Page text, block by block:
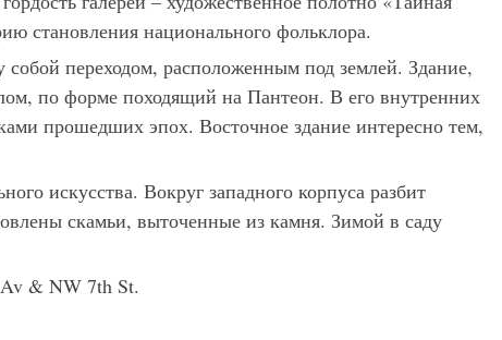
становления национального фольклора.
переходом, расположенным под землей. Здание,
по форме походящий на Пантеон. В его внутренних
прошедших эпох. Восточное здание интересно тем,
искусства. Вокруг западного корпуса разбит
скамьи, выточенные из камня. Зимой в саду
& NW 7th St.